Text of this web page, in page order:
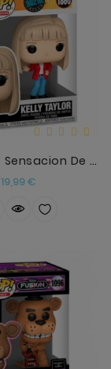
Figura POP Sensacion De Vivir Kelly Taylor
19,99 €Precio